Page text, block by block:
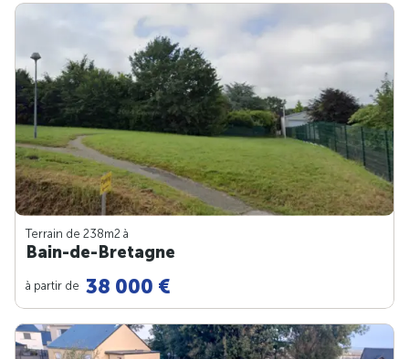
Terrain de 238m2 à
Bain-de-Bretagne
à partir de 38 000 €